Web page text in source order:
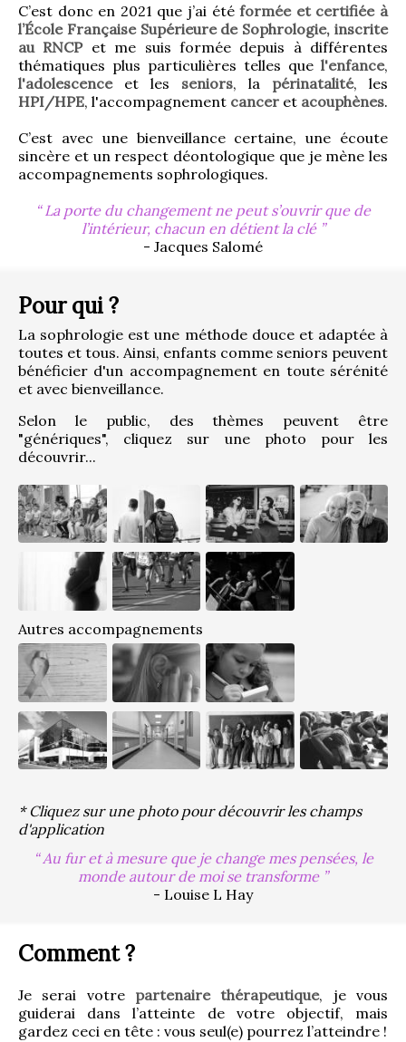
C’est donc en 2021 que j’ai été formée et certifiée à
l’École Française Supérieure de Sophrologie, inscrite
au RNCP et me suis formée depuis à différentes
thématiques plus particulières telles que l'enfance
l'adolescence et les seniors, la périnatalité
HPI/HPE, l'accompagnement cancer et acouphènes.
C’est avec une bienveillance certaine, une écoute
sincère et un respect déontologique que je mène les
accompagnements sophrologiques.
La porte du changement ne peut s’ouvrir que de
l’intérieur, chacun en détient la clé
- Jacques Salomé
Pour qui ?
La sophrologie est une méthode douce et adaptée à
toutes et tous. Ainsi, enfants comme seniors peuvent
bénéficier d'un accompagnement en toute sérénité
et avec bienveillance.
Selon le public, des thèmes peuvent être
"génériques", cliquez sur une photo pour les
découvrir...
Autres accompagnements
* Cliquez sur une photo pour découvrir les champs
d'application
Au fur et à mesure que je change mes pensées, le
monde autour de moi se transforme
- Louise L Hay
Comment ?
Je serai votre partenaire thérapeutique, je vous
guiderai dans l’atteinte de votre objectif, mais
gardez ceci en tête : vous seul(e) pourrez l’atteindre !